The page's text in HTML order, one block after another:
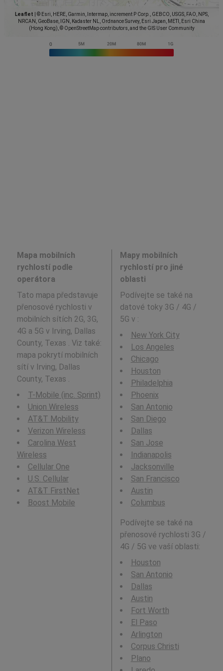
Leaflet
© Esri, HERE, Garmin, Intermap, increment P Corp., GEBCO, USGS, FAO, NPS,
NRCAN, GeoBase, IGN, Kadaster NL, Ordnance Survey, Esri Japan, METI, Esri China
(Hong Kong), © OpenStreetMap contributors, and the GIS User Community
Mapa mobilních
rychlostí podle
operátora
Tato mapa představuje
přenosové rychlosti v
mobilních sítích 2G, 3G,
4G a 5G v Irving, Dallas
County, Texas . Viz také:
mapa pokrytí mobilních
sítí v Irving, Dallas
County, Texas .
T-Mobile (inc. Sprint)
Union Wireless
AT&T Mobility
Verizon Wireless
Carolina West
Wireless
Cellular One
U.S. Cellular
AT&T FirstNet
Boost Mobile
Mapy mobilních
rychlostí pro jiné
oblasti
Podívejte se také na
datové toky 3G / 4G /
5G v :
New York City
Los Angeles
Chicago
Houston
Philadelphia
Phoenix
San Antonio
San Diego
Dallas
San Jose
Indianapolis
Jacksonville
San Francisco
Austin
Columbus
Podívejte se také na
přenosové rychlosti 3G /
4G / 5G ve vaší oblasti:
Houston
San Antonio
Dallas
Austin
Fort Worth
El Paso
Arlington
Corpus Christi
Plano